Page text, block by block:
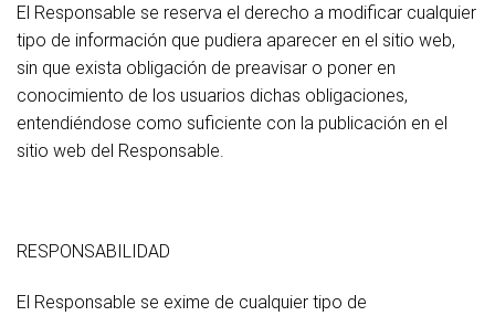
El Responsable se reserva el derecho a modificar cualquier
tipo de información que pudiera aparecer en el sitio web,
sin que exista obligación de preavisar o poner en
conocimiento de los usuarios dichas obligaciones,
entendiéndose como suficiente con la publicación en el
sitio web del Responsable.
RESPONSABILIDAD
El Responsable se exime de cualquier tipo de